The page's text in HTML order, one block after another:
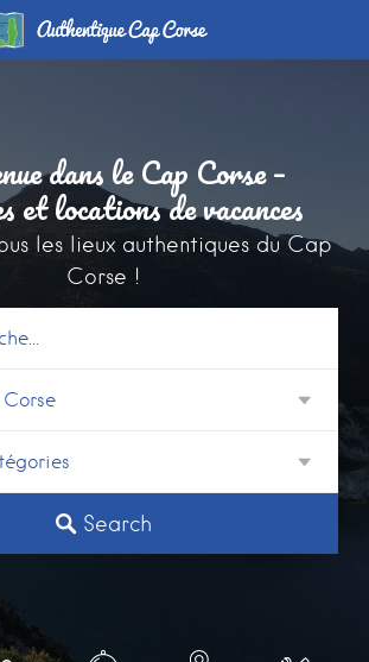
dans le Cap Corse –
et locations de vacances
les lieux authentiques du Cap
Corse !
Search